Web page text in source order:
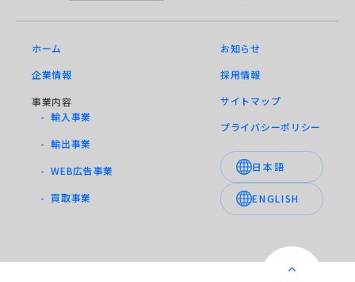
ホーム
企業情報
事業内容
- 輸入事業
- 輸出事業
- WEB広告事業
- 買取事業
お知らせ
採用情報
サイトマップ
プライバシーポリシー
日本語
ENGLISH